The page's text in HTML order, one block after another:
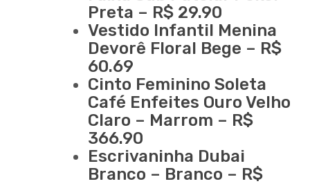
Preta – R$ 29.90
Vestido Infantil Menina
Devorê Floral Bege – R$
60.69
Cinto Feminino Soleta
Café Enfeites Ouro Velho
Claro – Marrom – R$
366.90
Escrivaninha Dubai
Branco – Branco – R$